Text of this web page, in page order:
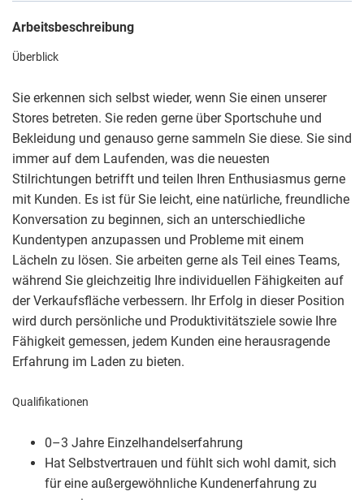
Arbeitsbeschreibung
Überblick
Sie erkennen sich selbst wieder, wenn Sie einen unserer
Stores betreten. Sie reden gerne über Sportschuhe und
Bekleidung und genauso gerne sammeln Sie diese. Sie sind
immer auf dem Laufenden, was die neuesten
Stilrichtungen betrifft und teilen Ihren Enthusiasmus gerne
mit Kunden. Es ist für Sie leicht, eine natürliche, freundliche
Konversation zu beginnen, sich an unterschiedliche
Kundentypen anzupassen und Probleme mit einem
Lächeln zu lösen. Sie arbeiten gerne als Teil eines Teams,
während Sie gleichzeitig Ihre individuellen Fähigkeiten auf
der Verkaufsfläche verbessern. Ihr Erfolg in dieser Position
wird durch persönliche und Produktivitätsziele sowie Ihre
Fähigkeit gemessen, jedem Kunden eine herausragende
Erfahrung im Laden zu bieten.
Qualifikationen
0–3 Jahre Einzelhandelserfahrung
Hat Selbstvertrauen und fühlt sich wohl damit, sich
für eine außergewöhnliche Kundenerfahrung zu